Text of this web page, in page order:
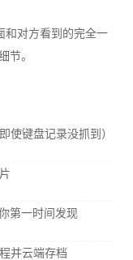
和对方看到的完全一
节。
使键盘记录没抓到）
第一时间发现
并云端存档